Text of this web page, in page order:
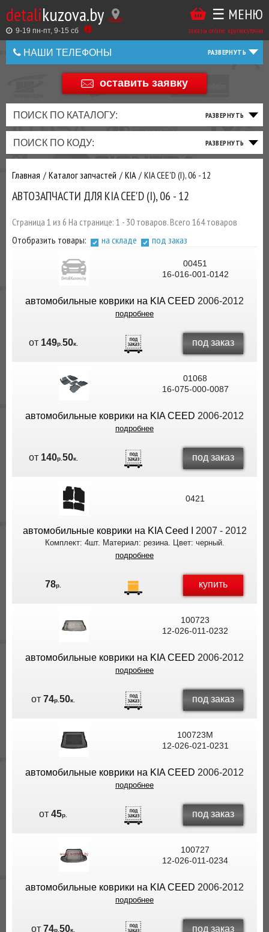
detalikuzova.by
9-19 пн-пт, 9-15 cб заказы online: круглосуточно
☰ МЕНЮ
НАШИ ТЕЛЕФОНЫ
+375 44 586 05 44
оставить заявку
ПОИСК ПО КАТАЛОГУ:
ПОИСК ПО КОДУ:
Главная Каталог запчастей KIA KIA CEE'D (I), 06 - 12
АВТОЗАПЧАСТИ ДЛЯ KIA CEE'D (I), 06 - 12
Страница 1 из 6 На странице: 1 - 30 товаров. Всего 164 товаров
Отобразить товары:
на складе под заказ
00451
16-016-001-0142
автомобильные коврики на KIA CEED 2006-2012
подробнее
от 149р. 50к. под заказ
01068
16-075-000-0087
автомобильные коврики на KIA CEED 2006-2012
подробнее
от 140р. 50к. под заказ
0421
автомобильные коврики на KIA Ceed I 2007 - 2012
Комплект: 4шт. Материал: резина. Цвет: черный.
подробнее
78р. купить
100723
12-026-011-0232
автомобильные коврики на KIA CEED 2006-2012
подробнее
от74р.50к. под заказ
100723M
12-026-021-0231
автомобильные коврики на KIA CEED 2006-2012
подробнее
от45р. под заказ
100727
12-026-011-0234
автомобильные коврики на KIA CEED 2006-2012
подробнее
от74р.50к. под заказ
Купить
в
1
Беларусь
+375
+375
ТАКЖЕ
ВЫ
МОЖЕТЕ
У
ЗАКАЗАТЬ
ТО
ФИЛЬТРА
ТОРМОЗНАЯ
СИСТЕМА
ПОДВЕСКА
РУЛЕВОЕ
ТРАНСМИССИЯ
ПРИВОД
ДВИГАТЕЛЬ
ВЫХЛОП
ЭЛЕКТРИКА
ОСВЕЩЕНИЕ
РАСХОДНИКИ,
ЗАПЧАСТИ К
ЗАКАЗУ ЧЕРЕЗ